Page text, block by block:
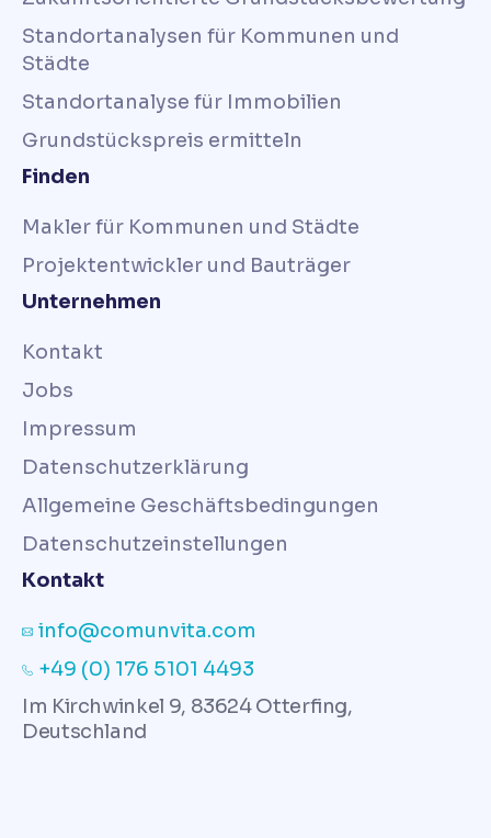
Standortanalysen für Kommunen und
Städte
Standortanalyse für Immobilien
Grundstückspreis ermitteln
Finden
Makler für Kommunen und Städte
Projektentwickler und Bauträger
Unternehmen
Kontakt
Jobs
Impressum
Datenschutzerklärung
Allgemeine Geschäftsbedingungen
Datenschutzeinstellungen
Kontakt
info@comunvita.com
+49 (0) 176 5101 4493
Im Kirchwinkel 9, 83624 Otterfing,
Deutschland